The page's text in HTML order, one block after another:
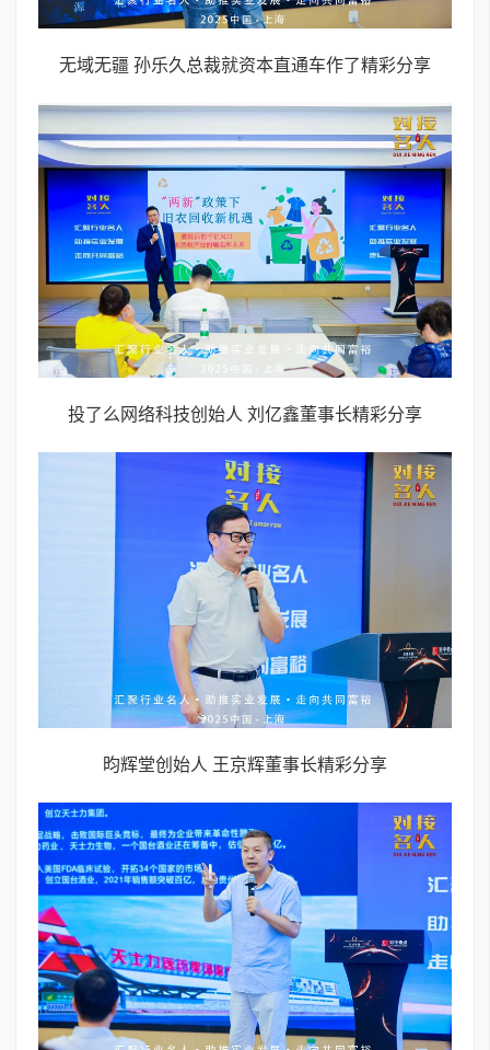
无域无疆 孙乐久总裁就资本直通车作了精彩分享
投了么网络科技创始人 刘亿鑫董事长精彩分享
昀辉堂创始人 王京辉董事长精彩分享